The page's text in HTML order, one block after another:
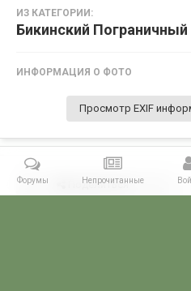
ИЗ КАТЕГОРИИ:
Бикинский
ИНФОРМАЦИЯ О ФОТО
Просмотр EXIF
Поделиться
Форумы Непрочитанные